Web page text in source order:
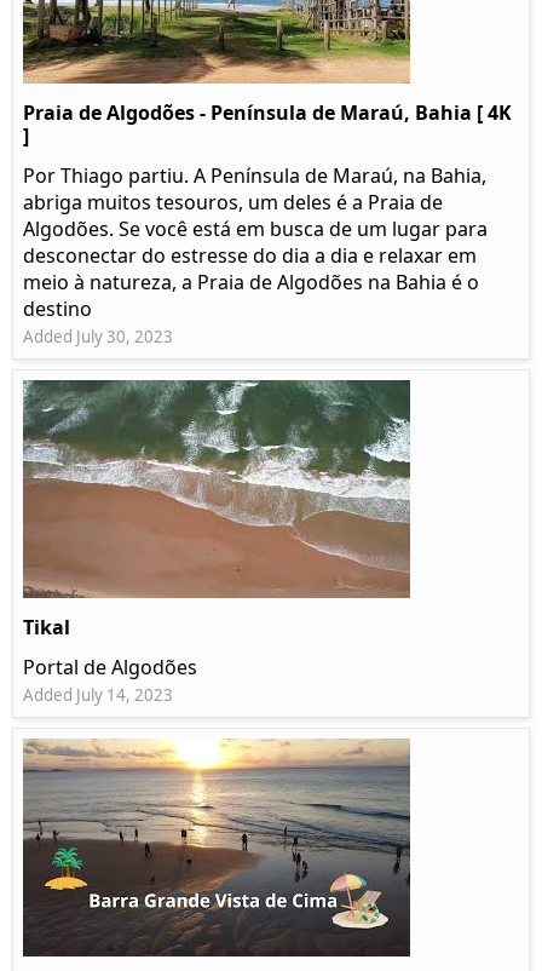
Praia de Algodões - Península de Maraú, Bahia [ 4K
]
Por Thiago partiu. A Península de Maraú, na Bahia,
abriga muitos tesouros, um deles é a Praia de
Algodões. Se você está em busca de um lugar para
desconectar do estresse do dia a dia e relaxar em
meio à natureza, a Praia de Algodões na Bahia é o
destino
Added July 30, 2023
Tikal
Portal de Algodões
Added July 14, 2023